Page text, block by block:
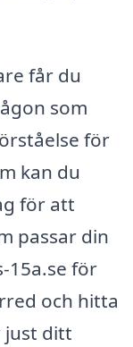
får du
som
för
kan du
för att
passar din
15a.se för
och hitta
just ditt